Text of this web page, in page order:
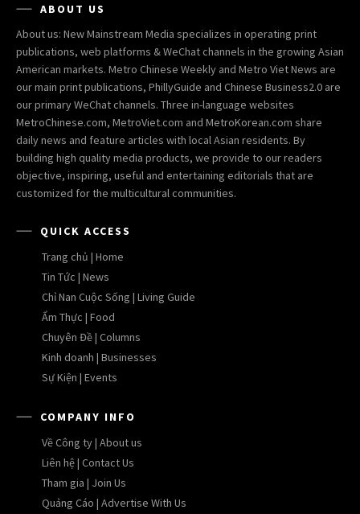
ABOUT US
About us: New Mainstream Media specializes in operating print
publications, web platforms & WeChat channels in the growing Asian
American markets. Metro Chinese Weekly and Metro Viet News are
our main print publications, PhillyGuide and Chinese Business2.0 are
our primary WeChat channels. Three in-language websites
MetroChinese.com, MetroViet.com and MetroKorean.com share
daily news and feature articles with local Asian residents. By
building high quality media products, we provide to our readers
objective, inspiring, useful and entertaining editorials that are
customized for the multicultural communities.
QUICK ACCESS
Trang chủ | Home
Tin Tức | News
Chỉ Nan Cuộc Sống | Living Guide
Ẩm Thực | Food
Chuyên Đề | Columns
Kinh doanh | Businesses
Sự Kiện | Events
COMPANY INFO
Về Công ty | About us
Liên hệ | Contact Us
Tham gia | Join Us
Quảng Cáo | Advertise With Us